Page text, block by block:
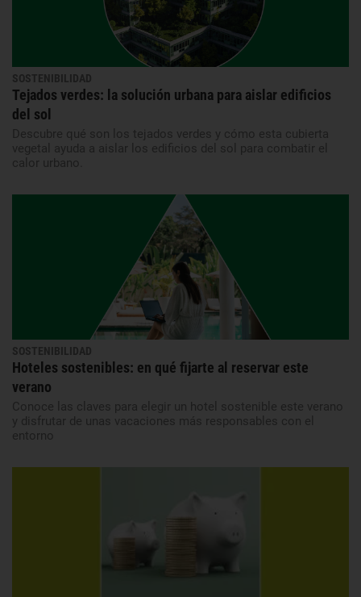
SOSTENIBILIDAD
Tejados verdes: la solución urbana para aislar edificios
del sol
Descubre qué son los tejados verdes y cómo esta cubierta
vegetal ayuda a aislar los edificios del sol para combatir el
calor urbano.
SOSTENIBILIDAD
Hoteles sostenibles: en qué fijarte al reservar este
verano
Conoce las claves para elegir un hotel sostenible este verano
y disfrutar de unas vacaciones más responsables con el
entorno